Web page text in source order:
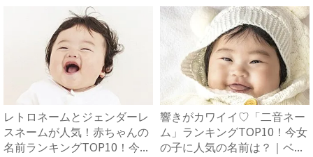
レトロネームとジェンダーレ
スネームが人気！赤ちゃんの
名前ランキングTOP10！今...
響きがカワイイ♡「二音ネー
ム」ランキングTOP10！今女
の子に人気の名前は？｜ベ...